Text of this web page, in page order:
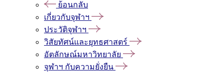
ย้อนกลับ
เกี่ยวกับจุฬาฯ
ประวัติจุฬาฯ
วิสัยทัศน์และยุทธศาสตร์
อัตลักษณ์มหาวิทยาลัย
จุฬาฯ กับความยั่งยืน